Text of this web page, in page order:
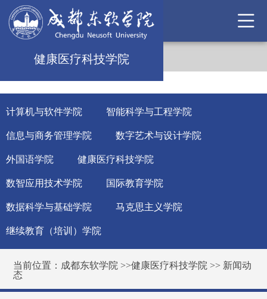
健康医疗科技学院
计算机与软件学院 智能科学与工程学院
信息与商务管理学院 数字艺术与设计学院
外国语学院 健康医疗科技学院
数智应用技术学院 国际教育学院
数据科学与基础学院 马克思主义学院
继续教育（培训）学院
当前位置： 成都东软学院 >>健康医疗科技学院 >> 新闻动
态